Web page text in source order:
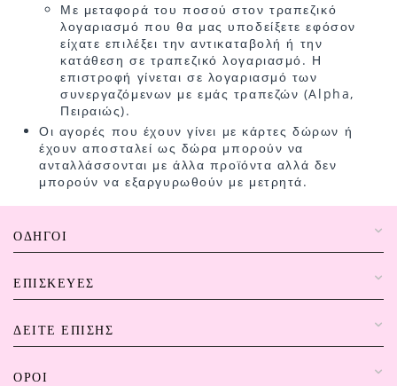
Με μεταφορά του ποσού στον τραπεζικό
λογαριασμό που θα μας υποδείξετε εφόσον
είχατε επιλέξει την αντικαταβολή ή την
κατάθεση σε τραπεζικό λογαριασμό. Η
επιστροφή γίνεται σε λογαριασμό των
συνεργαζόμενων με εμάς τραπεζών (Alpha,
Πειραιώς).
Οι αγορές που έχουν γίνει με κάρτες δώρων ή
έχουν αποσταλεί ως δώρα μπορούν να
ανταλλάσσονται με άλλα προϊόντα αλλά δεν
μπορούν να εξαργυρωθούν με μετρητά.
ΟΔΗΓΟΊ
ΕΠΙΣΚΕΥΈΣ
ΔΕΊΤΕ ΕΠΊΣΗΣ
ΌΡΟΙ